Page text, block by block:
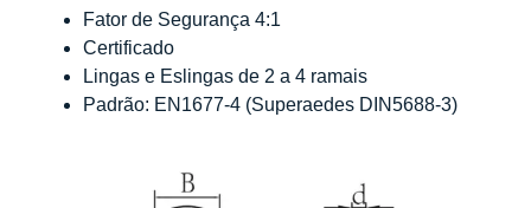
Fator de Segurança 4:1
Certificado
Lingas e Eslingas de 2 a 4 ramais
Padrão: EN1677-4 (Superaedes DIN5688-3)